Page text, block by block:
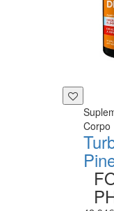
Corpo